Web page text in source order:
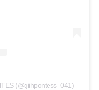
(@giihpontess_041)